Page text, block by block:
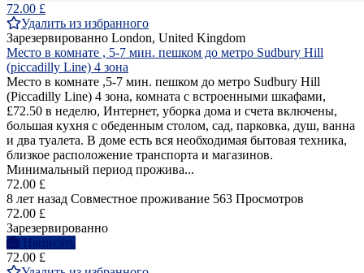
72.00 £
Удалить из избранного
Зарезервированно London, United Kingdom
Место в комнате , 5-7 мин. пешком до метро Sudbury Hill
(piccadilly Line) 4 зона
Место в комнате ,5-7 мин. пешком до метро Sudbury Hill
(Piccadilly Line) 4 зона, комнатa с встроенными шкафами,
£72.50 в неделю, Интернет, уборка дома и счета включены,
большая кухня с обеденным столом, сад, парковка, душ, ванна
и два туалета. В доме есть вся необходимая бытовая техника,
близкое расположение транспорта и магазинов.
Минимальный период прожива...
72.00 £
8 лет назад Совместное проживание 563 Просмотров
72.00 £
Зарезервированно
Написать
72.00 £